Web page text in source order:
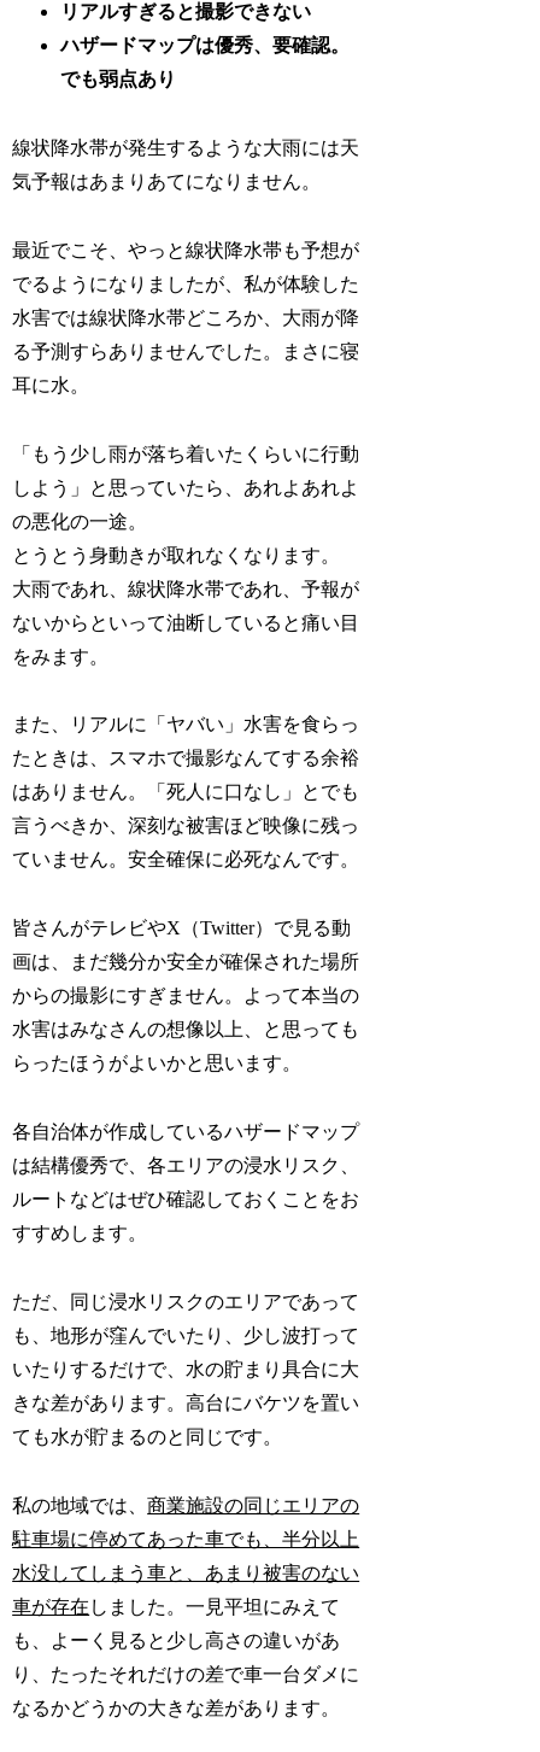
リアルすぎると撮影できない
ハザードマップは優秀、要確認。
でも弱点あり
線状降水帯が発生するような大雨には天
気予報はあまりあてになりません。
最近でこそ、やっと線状降水帯も予想が
でるようになりましたが、私が体験した
水害では線状降水帯どころか、大雨が降
る予測すらありませんでした。まさに寝
耳に水。
「もう少し雨が落ち着いたくらいに行動
しよう」と思っていたら、あれよあれよ
の悪化の一途。
とうとう身動きが取れなくなります。
大雨であれ、線状降水帯であれ、予報が
ないからといって油断していると痛い目
をみます。
また、リアルに「ヤバい」水害を食らっ
たときは、スマホで撮影なんてする余裕
はありません。「死人に口なし」とでも
言うべきか、深刻な被害ほど映像に残っ
ていません。安全確保に必死なんです。
皆さんがテレビやX（Twitter）で見る動
画は、まだ幾分か安全が確保された場所
からの撮影にすぎません。よって本当の
水害はみなさんの想像以上、と思っても
らったほうがよいかと思います。
各自治体が作成しているハザードマップ
は結構優秀で、各エリアの浸水リスク、
ルートなどはぜひ確認しておくことをお
すすめします。
ただ、同じ浸水リスクのエリアであって
も、地形が窪んでいたり、少し波打って
いたりするだけで、水の貯まり具合に大
きな差があります。高台にバケツを置い
ても水が貯まるのと同じです。
私の地域では、商業施設の同じエリアの
駐車場に停めてあった車でも、半分以上
水没してしまう車と、あまり被害のない
車が存在 しました。一見平坦にみえて
も、よーく見ると少し高さの違いがあ
り、たったそれだけの差で車一台ダメに
なるかどうかの大きな差があります。